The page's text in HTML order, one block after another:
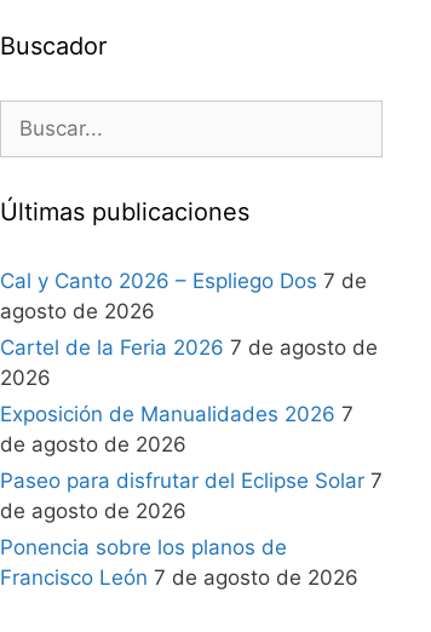
Buscador
Últimas publicaciones
Cal y Canto 2026 – Espliego Dos 7 de
agosto de 2026
Cartel de la Feria 2026 7 de agosto de
2026
Exposición de Manualidades 2026 7
de agosto de 2026
Paseo para disfrutar del Eclipse Solar 7
de agosto de 2026
Ponencia sobre los planos de
Francisco León 7 de agosto de 2026